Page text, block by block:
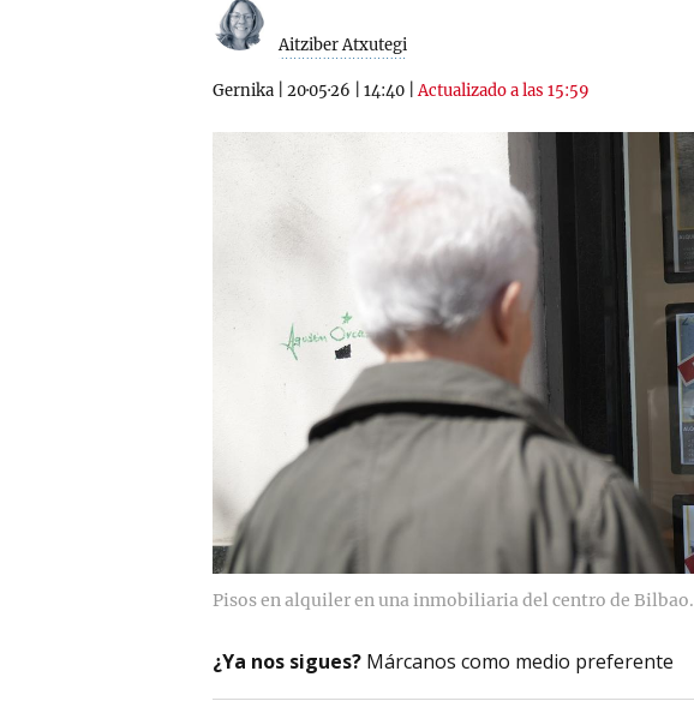
Aitziber Atxutegi
Gernika 20·05·26 14:40 |Actualizado a las 15:59
Pisos en alquiler en una inmobiliaria del centro de Bilbao.
¿Ya nos sigues? Márcanos como medio preferente